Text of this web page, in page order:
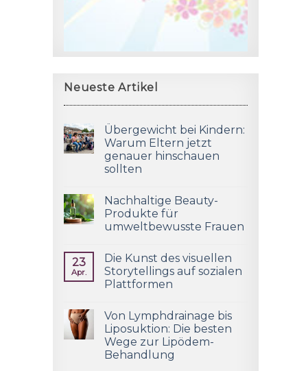
Neueste Artikel
Übergewicht bei Kindern:
Warum Eltern jetzt
genauer hinschauen
sollten
Nachhaltige Beauty-
Produkte für
umweltbewusste Frauen
23
Apr.
Die Kunst des visuellen
Storytellings auf sozialen
Plattformen
Von Lymphdrainage bis
Liposuktion: Die besten
Wege zur Lipödem-
Behandlung